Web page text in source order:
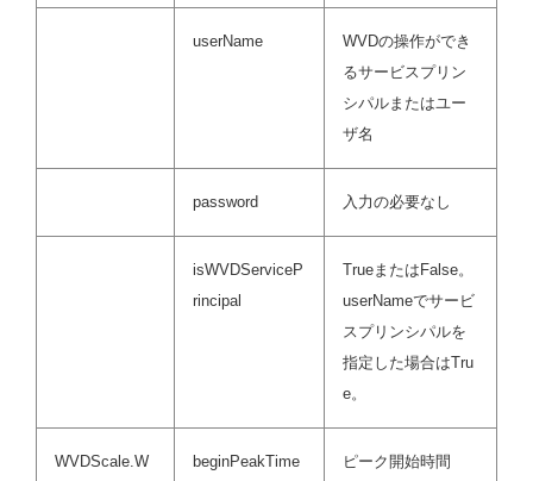
userName
WVDの操作ができ
るサービスプリン
シパルまたはユー
ザ名
password 入力の必要なし
isWVDServiceP
rincipal
TrueまたはFalse。
userNameでサービ
スプリンシパルを
指定した場合はTru
e。
WVDScale.W
beginPeakTime ピーク開始時間